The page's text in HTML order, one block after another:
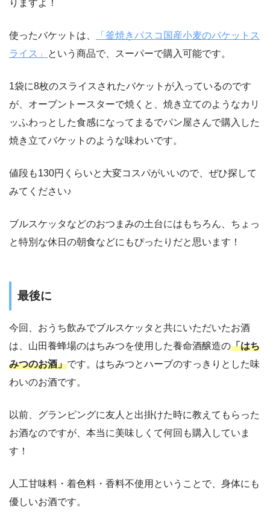
りますよ！
使ったバケットは、
「釜焼きパスコ国産小麦のバケットス
ライス」
という商品で、スーパーで購入可能です。
1袋に8枚のスライスされたバケットが入っているのです
が、オーブントースターで焼くと、焼き立てのようなカリ
ッふわっとした食感になってまるでパン屋さんで購入した
焼き立てバケットのような味わいです。
値段も130円くらいと大変コスパがいいので、ぜひ探して
みてください♪
ブルスケッタなどのおつまみの土台にはもちろん、ちょっ
と特別な休日の朝食などにもぴったりだと思います！
最後に
今回、おうち飲みでブルスケッタと共にいただいたお酒
は、山田養蜂場のはちみつを使用した養命酒醸造の「はち
みつのお酒」です。はちみつとハーブのすっきりとした味
わいのお酒です。
以前、グランピングに友人と出掛けた時に教えてもらった
お酒なのですが、本当に美味しくて何回も購入していま
す！
人工甘味料・着色料・香料不使用ということで、身体にも
優しいお酒です。